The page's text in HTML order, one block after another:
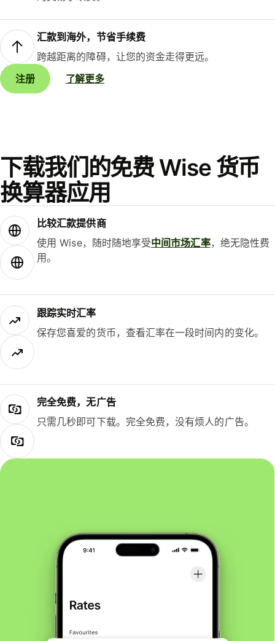
汇款到海外，节省手续费
跨越距离的障碍，让您的资金走得更远。
注册
了解更多
下载我们的免费 Wise 货币
换算器应用
比较汇款提供商
使用 Wise，随时随地享受中间市场汇率，绝无隐性费
用。
跟踪实时汇率
保存您喜爱的货币，查看汇率在一段时间内的变化。
完全免费，无广告
只需几秒即可下载。完全免费，没有烦人的广告。